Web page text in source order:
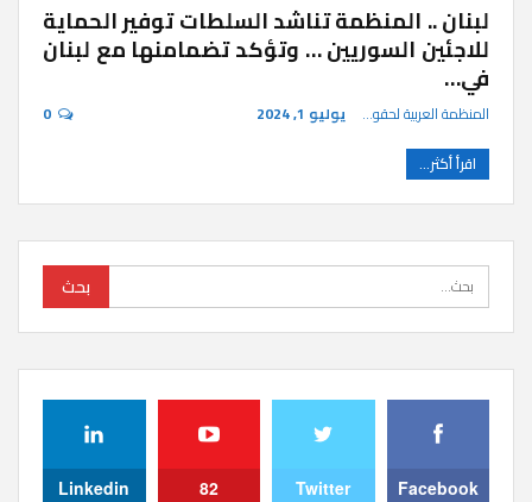
لبنان .. المنظمة تناشد السلطات توفير الحماية
للاجئين السوريين … وتؤكد تضمامنها مع لبنان
في…
المنظمة العربية لحقوق الإنسان يوليو 1, 2024
اقرأ أكثر...
Facebook
Twitter
82
Linkedin